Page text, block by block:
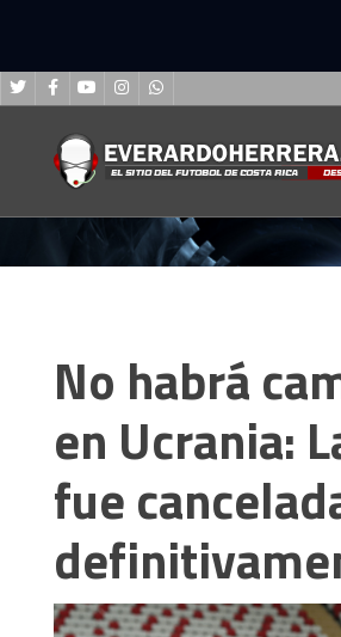
No habrá
en Ucrania:
fue